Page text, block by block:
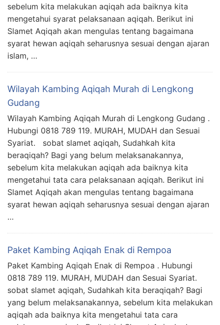
sebelum kita melakukan aqiqah ada baiknya kita
mengetahui syarat pelaksanaan aqiqah. Berikut ini
Slamet Aqiqah akan mengulas tentang bagaimana
syarat hewan aqiqah seharusnya sesuai dengan ajaran
islam, …
Wilayah Kambing Aqiqah Murah di Lengkong
Gudang
Wilayah Kambing Aqiqah Murah di Lengkong Gudang .
Hubungi 0818 789 119. MURAH, MUDAH dan Sesuai
Syariat. sobat slamet aqiqah, Sudahkah kita
beraqiqah? Bagi yang belum melaksanakannya,
sebelum kita melakukan aqiqah ada baiknya kita
mengetahui tata cara pelaksanaan aqiqah. Berikut ini
Slamet Aqiqah akan mengulas tentang bagaimana
syarat hewan aqiqah seharusnya sesuai dengan ajaran
…
Paket Kambing Aqiqah Enak di Rempoa
Paket Kambing Aqiqah Enak di Rempoa . Hubungi
0818 789 119. MURAH, MUDAH dan Sesuai Syariat.
sobat slamet aqiqah, Sudahkah kita beraqiqah? Bagi
yang belum melaksanakannya, sebelum kita melakukan
aqiqah ada baiknya kita mengetahui tata cara